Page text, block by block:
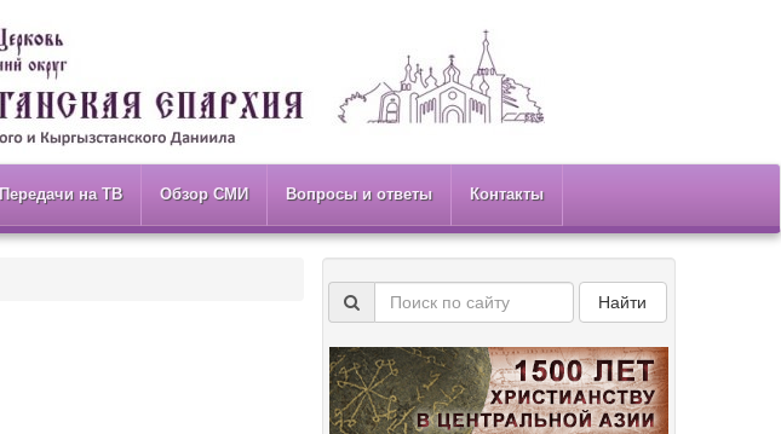
Передачи на ТВ Обзор СМИ Вопросы и ответы Контакты
Найти